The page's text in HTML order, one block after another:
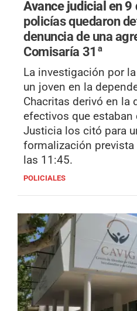
Avance judicial en 9
policías quedaron
denuncia de una
Comisaría 31ª
La investigación por
un joven en la
Chacritas derivó en la
efectivos que estaban
Justicia los citó para
formalización prevista
las 11:45.
POLICIALES